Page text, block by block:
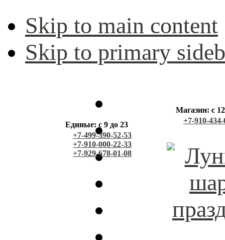
Skip to main content
Skip to primary
Единые: с 9 до 23
+7-499-390-52-53
+7-910-000-22-33
+7-929-678-01-08
Магазин: с
+7-910-